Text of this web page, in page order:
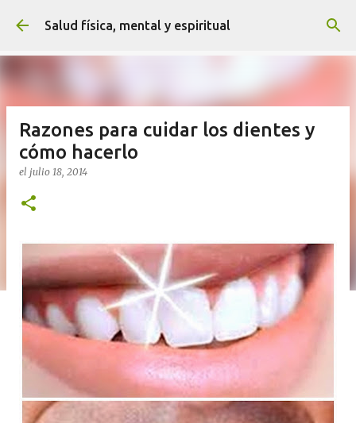
Ir al contenido principal
Salud física, mental y espiritual
Razones para cuidar los dientes y
cómo hacerlo
el julio 18, 2014